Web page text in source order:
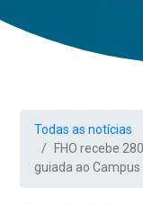
Todas as notícias
FHO recebe
guiada ao